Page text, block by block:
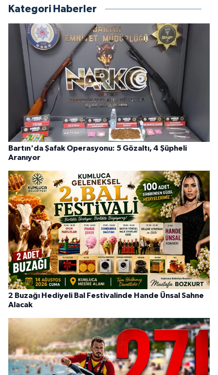
Kategori Haberler
Bartın'da Şafak Operasyonu: 5 Gözaltı, 4 Şüpheli
Aranıyor
2 Buzağı Hediyeli Bal Festivalinde Hande Ünsal Sahne
Alacak